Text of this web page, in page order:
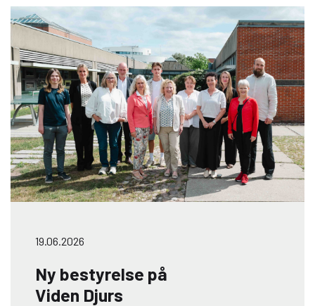
med særlig interesse for kvægbrug og
skal støtte deres faglige udvikling, både
i Danmark og internationalt. Stort
tillykke til Christine Frost, Trijntje Anna
Tjitske, Kathia Denice Bundgaard
19.06.2026
Ny bestyrelse på
Viden Djurs